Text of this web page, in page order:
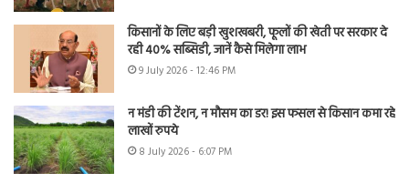
किसानों के लिए बड़ी खुशखबरी, फूलों की खेती पर सरकार दे
रही 40% सब्सिडी, जानें कैसे मिलेगा लाभ
9 July 2026 - 12:46 PM
न मंडी की टेंशन, न मौसम का डर! इस फसल से किसान कमा रहे
लाखों रुपये
8 July 2026 - 6:07 PM